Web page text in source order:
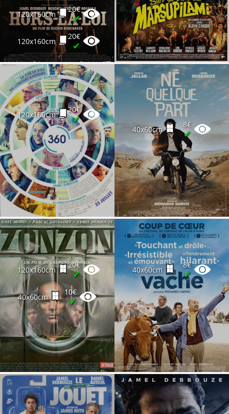
120x160cm
20€
✔
120x160cm
20€
✔
120x160cm
20€
✔
40x60cm
8€
✔
120x160cm
20€
✔
40x60cm
10€
✔
40x60cm
8€
✔